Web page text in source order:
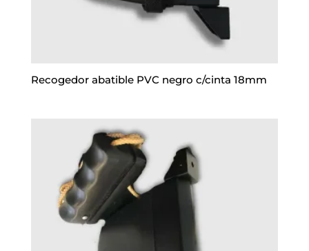
Recogedor abatible PVC negro c/cinta 18mm